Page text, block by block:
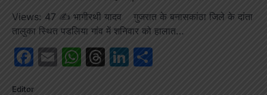
Views: 47 ✍️ भागीरथी यादव गुजरात के बनासकांठा जिले के दांता
तालुका स्थित पडलिया गांव में शनिवार को हालात…
Facebook
EmailWhatsApp
Threads
LinkedIn
Editor